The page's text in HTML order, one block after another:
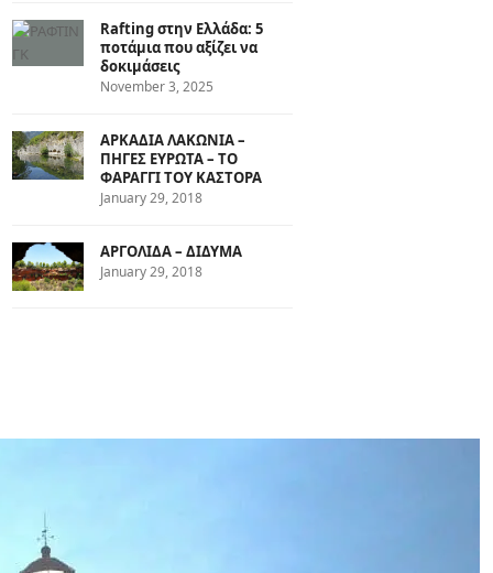
Rafting στην Ελλάδα: 5
ποτάμια που αξίζει να
δοκιμάσεις
November 3, 2025
ΑΡΚΑΔΙΑ ΛΑΚΩΝΙΑ –
ΠΗΓΕΣ ΕΥΡΩΤΑ – ΤΟ
ΦΑΡΑΓΓΙ ΤΟΥ ΚΑΣΤΟΡΑ
January 29, 2018
ΑΡΓΟΛΙΔΑ – ΔΙΔΥΜΑ
January 29, 2018